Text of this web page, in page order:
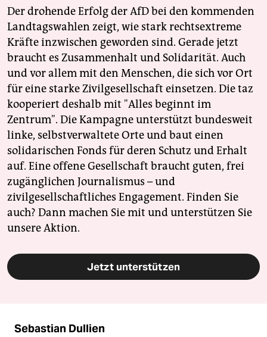
Der drohende Erfolg der AfD bei den kommenden
Landtagswahlen zeigt, wie stark rechtsextreme
Kräfte inzwischen geworden sind. Gerade jetzt
braucht es Zusammenhalt und Solidarität. Auch
und vor allem mit den Menschen, die sich vor Ort
für eine starke Zivilgesellschaft einsetzen. Die taz
kooperiert deshalb mit "Alles beginnt im
Zentrum". Die Kampagne unterstützt bundesweit
linke, selbstverwaltete Orte und baut einen
solidarischen Fonds für deren Schutz und Erhalt
auf. Eine offene Gesellschaft braucht guten, frei
zugänglichen Journalismus – und
zivilgesellschaftliches Engagement. Finden Sie
auch? Dann machen Sie mit und unterstützen Sie
unsere Aktion.
Jetzt unterstützen
Sebastian Dullien